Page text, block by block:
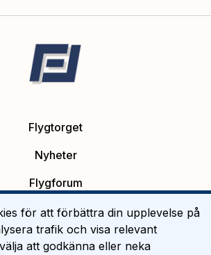
Flygtorget
Nyheter
Flygforum
Platsannonser
Flygutbildning
för att förbättra din upplevelse på
trafik och visa relevant
att godkänna eller neka